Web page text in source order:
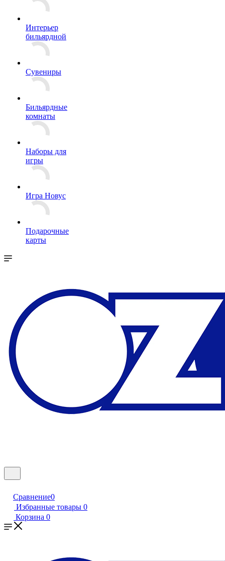
Интерьер
бильярдной
Сувениры
Бильярдные
комнаты
Наборы для
игры
Игра Новус
Подарочные
карты
Сравнение0
Избранные товары 0
Корзина 0